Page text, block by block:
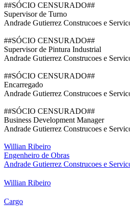
##SÓCIO CENSURADO##
Supervisor de Turno
Andrade Gutierrez Construcoes e
##SÓCIO CENSURADO##
Supervisor de Pintura Industrial
Andrade Gutierrez Construcoes e
##SÓCIO CENSURADO##
Encarregado
Andrade Gutierrez Construcoes e
##SÓCIO CENSURADO##
Business Development Manager
Andrade Gutierrez Construcoes e
Willian Ribeiro
Engenheiro de Obras
Andrade Gutierrez Construcoes e
Willian Ribeiro
Cargo